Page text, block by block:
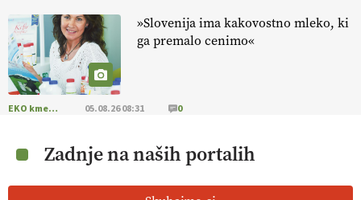
»Slovenija ima kakovostno mleko, ki
ga premalo cenimo«
EKO kmetijstvo 05.08.26 08:31 0
Zadnje na naših portalih